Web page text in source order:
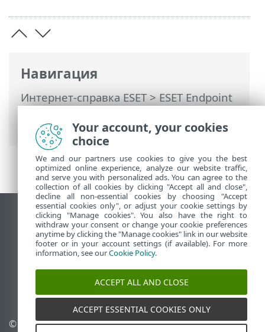
Навигация
Интернет-справка ESET>ESET Endpoint
Security
Использовать сайт для ПК
End of Life
База знаний ESET
ESET Status Portal
Региональная поддержка
© 1992 - 2026 ESET, spol. s
Управлять файлами
Your account, your cookies
choice
We and our partners use cookies to give you the best
optimized online experience, analyze our website traffic,
and serve you with personalized ads. You can agree to the
collection of all cookies by clicking "Accept all and close",
decline all non-essential cookies by choosing "Accept
essential cookies only", or adjust your cookie settings by
clicking "Manage cookies". You also have the right to
withdraw your consent or change your cookie preferences
anytime by clicking the "Manage cookies" link in our website
footer or in your account settings (if available). For more
information, see ourCookie Policy.
ACCEPT ALL AND CLOSE
ACCEPT ESSENTIAL COOKIES ONLY